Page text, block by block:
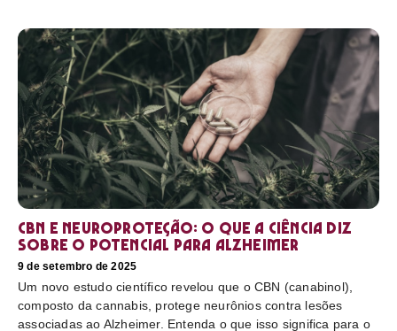
CBN e neuroproteção: o que a ciência diz
sobre o potencial para Alzheimer
9 de setembro de 2025
Um novo estudo científico revelou que o CBN (canabinol),
composto da cannabis, protege neurônios contra lesões
associadas ao Alzheimer. Entenda o que isso significa para o